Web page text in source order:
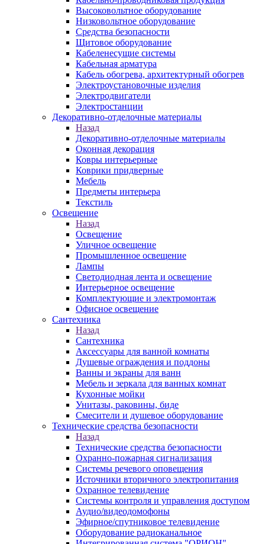
Высоковольтное оборудование
Низковольтное оборудование
Средства безопасности
Щитовое оборудование
Кабеленесущие системы
Кабельная арматура
Кабель обогрева, архитектурный обогрев
Электроустановочные изделия
Электродвигатели
Электростанции
Декоративно-отделочные материалы
Назад
Декоративно-отделочные материалы
Оконная декорация
Ковры интерьерные
Коврики придверные
Мебель
Предметы интерьера
Текстиль
Освещение
Назад
Освещение
Уличное освещение
Промышленное освещение
Лампы
Светодиодная лента и освещение
Интерьерное освещение
Комплектующие и электромонтаж
Офисное освещение
Сантехника
Назад
Сантехника
Аксессуары для ванной комнаты
Душевые ограждения и поддоны
Ванны и экраны для ванн
Мебель и зеркала для ванных комнат
Кухонные мойки
Унитазы, раковины, биде
Смесители и душевое оборудование
Технические средства безопасности
Назад
Технические средства безопасности
Охранно-пожарная сигнализация
Системы речевого оповещения
Источники вторичного электропитания
Охранное телевидение
Системы контроля и управления доступом
Аудио/видеодомофоны
Эфирное/спутниковое телевидение
Оборудование радиоканальное